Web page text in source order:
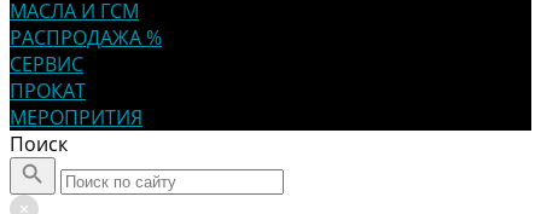
МАСЛА И ГСМ
РАСПРОДАЖА %
СЕРВИС
ПРОКАТ
МЕРОПРИТИЯ
Поиск